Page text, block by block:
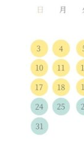
Ponte
宿泊規約